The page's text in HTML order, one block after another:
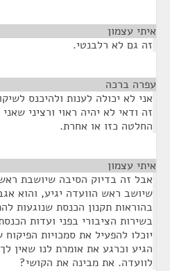
איתי עצמון
זה גם לא רלבנטי.
עפרה ברכה
אני לא יכולה לענות ולהיכנס
זה ודאי לא יהיה ראוי ורציני
החלטה כזו או אחרת.
איתי עצמון
אבל זה בדיוק הסיבה שיושבת
שיושב ראש הוועדה יגיע, והוא
בהוראות תקנון הכנסת שנוגעות
בשירות הציבורי בפני ועדות
יוכלו להפעיל את סמכויות
הגיע וכרגע את אומרת לנו שאין
לוועדה. את מבינה את הקושי?